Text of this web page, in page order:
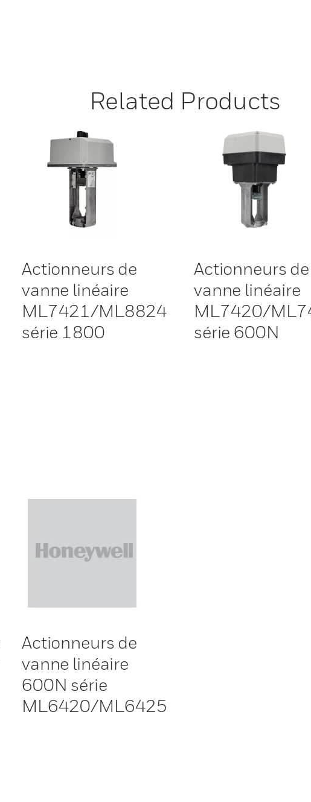
Related Products
Actionneurs de
vanne linéaire
ML7421/ML8824
série 1800
Actionneurs de
vanne linéaire
ML7420/
série 600N
Actionneurs de
vanne linéaire
600N série
ML6420/ML6425